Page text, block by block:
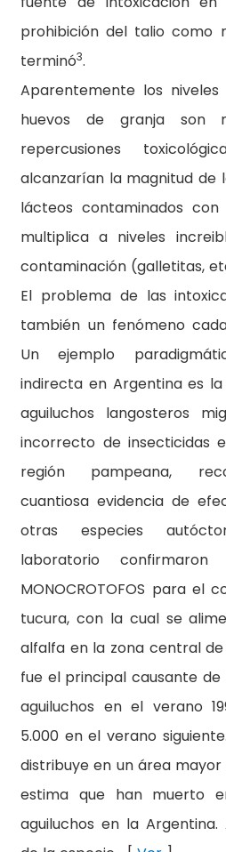
prohibición del talio como
terminó3.
Aparentemente los
huevos de granja son
repercusiones
alcanzarían la magnitud de
lácteos contaminados
multiplica a niveles
contaminación (galletitas,
El problema de las
también un fenómeno
Un ejemplo
indirecta en Argentina es
aguiluchos langosteros
incorrecto de insecticidas
región pampeana,
cuantiosa evidencia de
otras especies
laboratorio
MONOCROTOFOS para el
tucura, con la cual se
alfalfa en la zona central
fue el principal causante
aguiluchos en el verano
5.000 en el verano
distribuye en un área mayor
estima que han muerto
aguiluchos en la